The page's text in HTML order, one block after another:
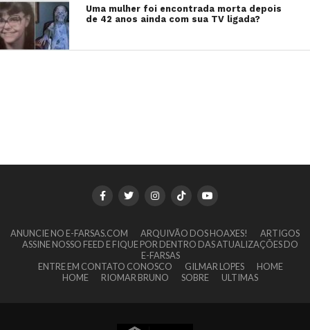
Uma mulher foi encontrada morta depois
de 42 anos ainda com sua TV ligada?
ANUNCIE NO E-FARSAS.COM ARQUIVÃO DOS HOAXES!
ARTIGOS
ASSINE NOSSO FEED E FIQUE POR DENTRO DAS ATUALIZAÇÕES DO
E-FARSAS
ENTRE EM CONTATO CONOSCO
GILMAR LOPES
HOME
HOME
RIOMAR BRUNO SOBRE ULTIMAS